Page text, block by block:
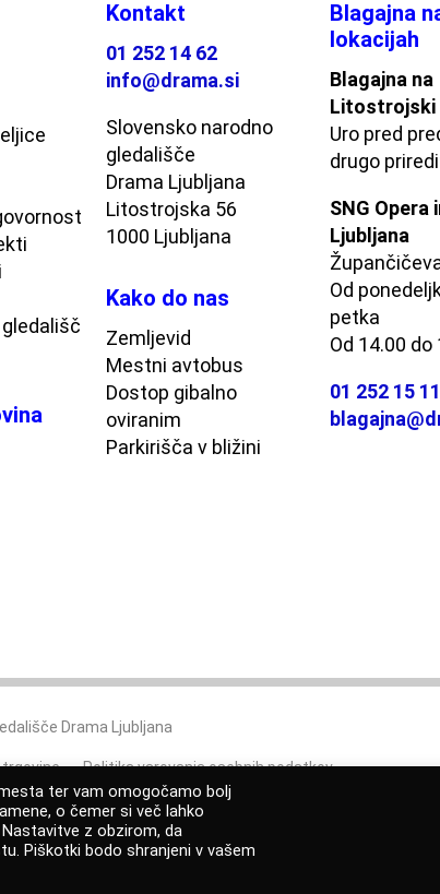
Kontakt
01 252 14 62
info@drama.si
Slovensko narodno
gledališče
Drama Ljubljana
Litostrojska 56
1000 Ljubljana
Kako do nas
Zemljevid
Mestni avtobus
Dostop gibalno
oviranim
Parkirišča v bližini
Blagajna
lokacijah
Blagajna na
Litostrojski
Uro pred
drugo
SNG Opera
Ljubljana
Od
petka
Od 14.00 do
01 252 15 11
Drama Ljubljana
Politika varovanja osebnih podatkov
o zaščiti prijaviteljev| Avtorji
ter vam omogočamo bolj
o čemer si več lahko
z obzirom, da
Piškotki bodo shranjeni v vašem